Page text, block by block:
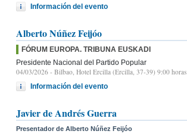
Información del evento
Alberto Núñez Feijóo
FÓRUM EUROPA. TRIBUNA EUSKADI
Presidente Nacional del Partido Popular
04/03/2026 - Bilbao, Hotel Ercilla (Ercilla, 37-39) 9:00 horas
Información del evento
Javier de Andrés Guerra
Presentador de Alberto Núñez Feijóo